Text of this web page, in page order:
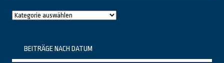
Raushier
BEITRÄGE NACH DATUM